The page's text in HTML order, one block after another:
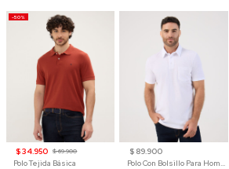
-50%
$ 34.950 $ 69.900
Polo Tejida Básica
$ 89.900
Polo Con Bolsillo Para Hombre